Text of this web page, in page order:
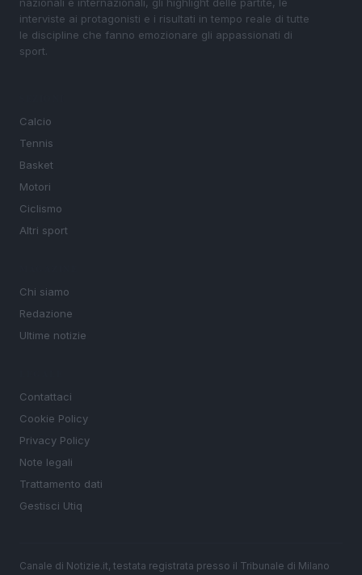
interviste ai protagonisti e i risultati in tempo reale di tutte
le discipline che fanno emozionare gli appassionati di
sport.
Calcio
Tennis
Basket
Motori
Ciclismo
Altri sport
Chi siamo
Redazione
Ultime notizie
Contattaci
Cookie Policy
Privacy Policy
Note legali
Trattamento dati
Gestisci Utiq
Canale di Notizie.it, testata registrata presso il Tribunale di Milano